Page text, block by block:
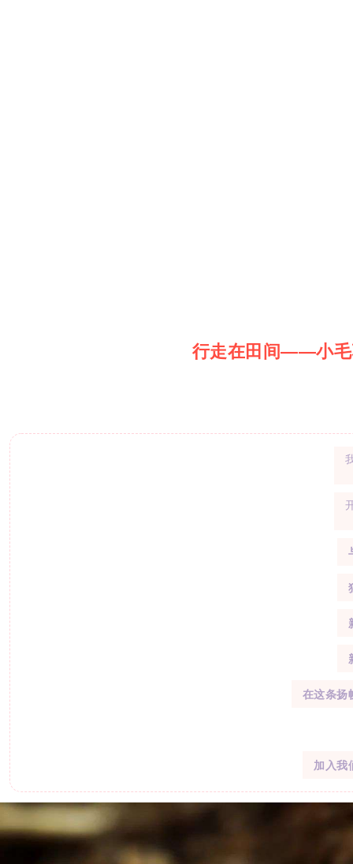
行走在田间——小毛
在这条扬
加入我